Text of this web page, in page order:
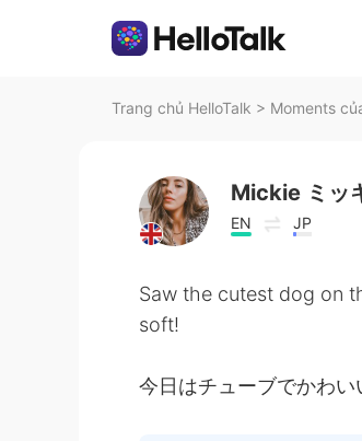
Trang chủ HelloTalk > Moments
Mickie ミッ
EN JP
Saw the cutest dog on
soft!
今日はチューブでかわい